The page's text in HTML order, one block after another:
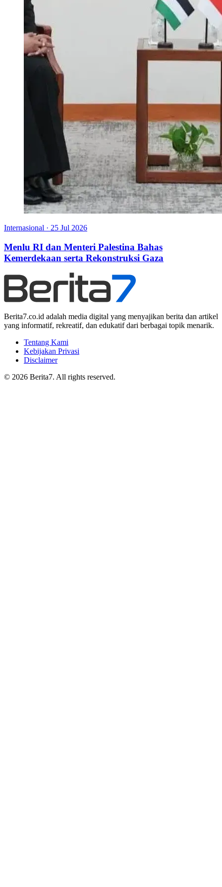
Internasional · 25 Jul 2026
Menlu RI dan Menteri Palestina Bahas
Kemerdekaan serta Rekonstruksi Gaza
Berita7.co.id adalah media digital yang menyajikan berita dan artikel
yang informatif, rekreatif, dan edukatif dari berbagai topik menarik.
Tentang Kami
Kebijakan Privasi
Disclaimer
© 2026 Berita7. All rights reserved.